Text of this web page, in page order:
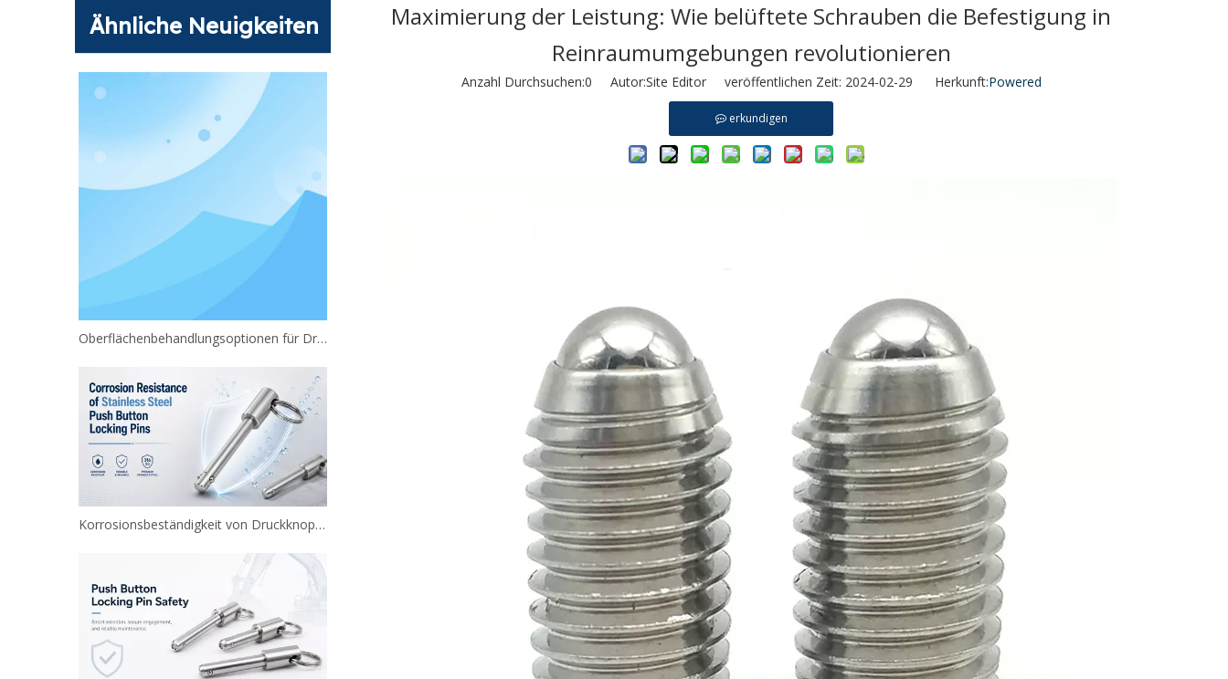
Ähnliche Neuigkeiten
Oberflächenbehandlungsoptionen für Druckknopf-Sicherungsstifte
Korrosionsbeständigkeit von Druckknopf-Sicherungsstiften aus Edelstahl
Maximierung der Leistung: Wie belüftete Schrauben die Befestigung in
Reinraumumgebungen revolutionieren
Anzahl Durchsuchen:0 Autor:Site Editor veröffentlichen Zeit: 2024-02-29 Herkunft:Powered
erkundigen